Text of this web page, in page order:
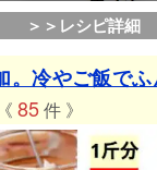
＞＞レシピ詳細
。冷やご飯で
85件 》